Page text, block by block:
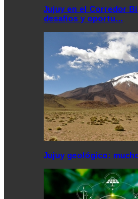
Jujuy en el Corredor
desafíos y oportu…
Jujuy geológico: